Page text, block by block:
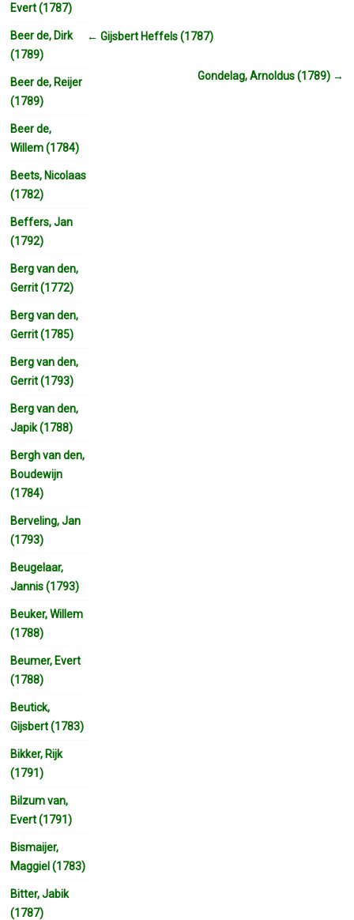
← Gijsbert Heffels (1787)
Gondelag, Arnoldus (1789) →
Evert (1787)
Beer de, Dirk
(1789)
Beer de, Reijer
(1789)
Beer de,
Willem (1784)
Beets, Nicolaas
(1782)
Beffers, Jan
(1792)
Berg van den,
Gerrit (1772)
Berg van den,
Gerrit (1785)
Berg van den,
Gerrit (1793)
Berg van den,
Japik (1788)
Bergh van den,
Boudewijn
(1784)
Berveling, Jan
(1793)
Beugelaar,
Jannis (1793)
Beuker, Willem
(1788)
Beumer, Evert
(1788)
Beutick,
Gijsbert (1783)
Bikker, Rijk
(1791)
Bilzum van,
Evert (1791)
Bismaijer,
Maggiel (1783)
Bitter, Jabik
(1787)